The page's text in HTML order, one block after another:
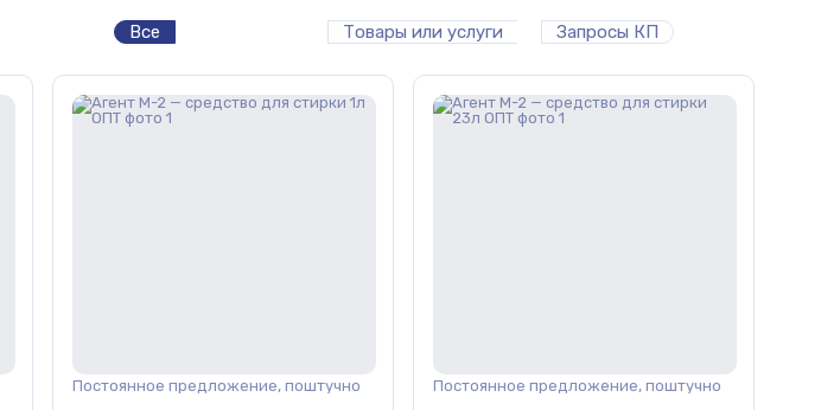
Все Товары или услуги Запросы КП
Постоянное предложение, поштучно Постоянное предложение, поштучно